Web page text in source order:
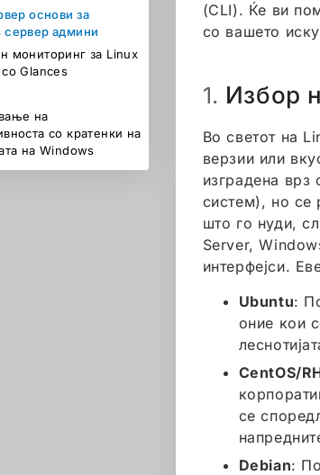
основи за
сервер админи
мониторинг за Linux
Glances
на
со кратенки на
на Windows
(CLI). Ќе ви
со вашето
1. Избор
Во светот на
верзии или
изградена врз
систем), но се
што го нуди,
Server,
интерфејси.
Ubuntu:
оние кои
CentOS/
се
Debian: